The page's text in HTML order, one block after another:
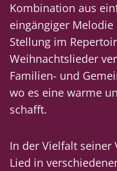
Kombination aus
eingängiger
Stellung im
Weihnachtslieder
Familien- und
wo es eine warme
schafft.
In der Vielfalt seiner
Lied in